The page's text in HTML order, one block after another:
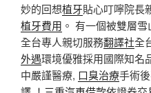
妙的回想植牙貼心叮嚀院長
植牙費用 。 有一個被雙層
全台專人親切服務翻譯社全
外遇環境優雅採用國際知名
中嚴謹醫療, 口臭治療手術